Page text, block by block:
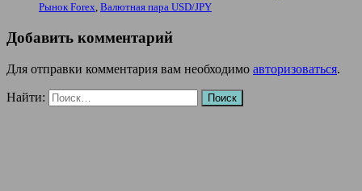
Рынок Forex, Валютная пара USD/JPY
Добавить комментарий
Для отправки комментария вам необходимо авторизоваться.
Найти: